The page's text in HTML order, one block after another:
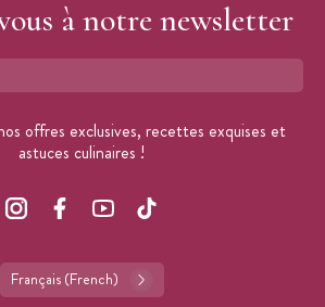
à notre newsletter
offres exclusives, recettes exquises et
astuces culinaires !
Français (French)